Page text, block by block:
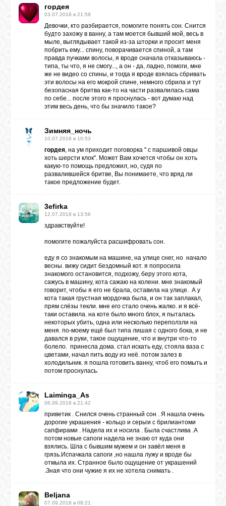
УСПЕХ
GOOGLE+
FACEBOOK
гордея
03.07.2018 в 21:59
Девочки, кто разбирается, помогите понять сон. Снится
будто захожу в ванну, а там моется бывший мой, весь в
мыле, выглядывает такой из-за шторки и просит меня
побрить ему... спину, поворачивается спиной, а там
правда пучками волосы, я вроде сначала отказываюсь -
типа, ты что, я не смогу..., а он - да, ладно, помоги, мне
же не видео со спины, и тогда я вроде взялась сбривать
эти волосы на его мокрой спине, немного сбрила и тут
безопасная бритва как-то на части развалилась сама
по себе... после этого я проснулась - вот думаю над
этим весь день, что бы значило такое?
Зимняя_ночь
10.07.2018 в 10:53
гордея, на ум приходит поговорка " с паршивой овцы
хоть шерсти клок". Может Вам хочется чтобы он хоть
какую-то помощь предложил, но, судя по
развалившейся бритве, Вы понимаете, что вряд ли
такое предложение будет.
3efirka
12.07.2018 в 13:56
здравствуйте!
помогите пожалуйста расшифровать сон.
еду я со знакомым на машине, на улице снег, но начало
весны. вижу сидит бездомный кот. я попросила
знакомого остановится, подхожу, беру этого кота,
сажусь в машину, кота сажаю на колени. мне знакомый
говорит, чтобы я его не брала, оставила на улице. А у
кота такая грустная мордочка была, и он так заплакал,
прям слёзы текли. мне его стало очень жалко. и я всё-
таки оставила. на коте было много блох, я пыталась
некоторых убить, одна или несколько переползли на
меня. по-моему ещё был типа лишая с одного бока, и не
давался в руки, такое ощущение, что и внутри что-то
болело. принесла дома. стал искать еду, стояла ваза с
цветами, начал пить воду из неё. потом залез в
холодильник. я пошла готовить ванну, чтоб его помыть и
потом проснулась.
Laiminga_As
06.09.2018 в 21:42
приветик . Снился очень странный сон . Я нашла очень
дорогие украшения - кольцо и серьги с брилиантоми
сапфирами . Надела их и носила . Была счастлива .А
потом новые сапоги надела не знаю от куда они
взялись. Шла с бывшим мужем и он завёл меня в
грязь.Испачкала сапоги ,но нашла лужу и вроде бы
отмыла их. Странное было ощущение от украшений
.Зная что они чужие я их не хотела снимать .
Beljana
07.09.2018 в 08:21